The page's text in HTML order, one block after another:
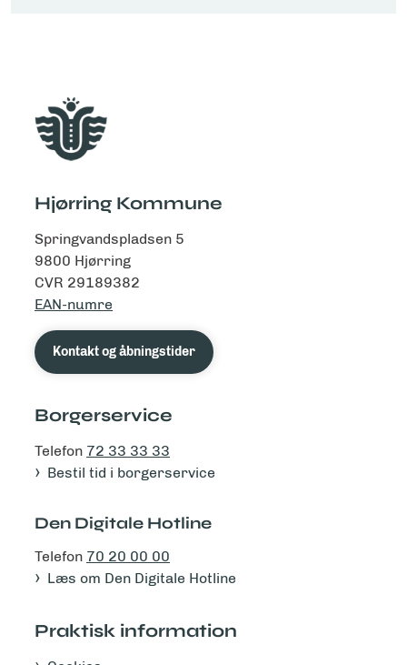
Hjørring Kommune
Springvandspladsen 5
9800 Hjørring
CVR 29189382
EAN-numre
Kontakt og åbningstider
Borgerservice
Telefon 72 33 33 33
Bestil tid i borgerservice
Den Digitale Hotline
Telefon 70 20 00 00
Læs om Den Digitale Hotline
Praktisk information